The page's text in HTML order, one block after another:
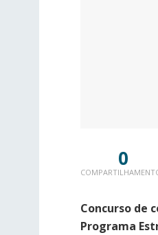
0
Concurso de
Programa